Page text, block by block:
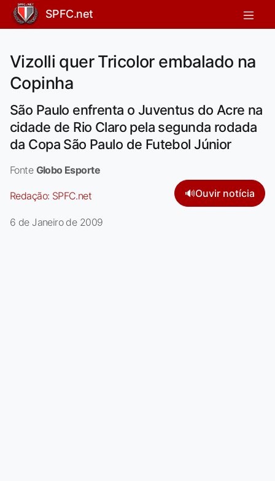
SPFC.net
Vizolli quer Tricolor embalado na
Copinha
São Paulo enfrenta o Juventus do Acre na
cidade de Rio Claro pela segunda rodada
da Copa São Paulo de Futebol Júnior
Fonte Globo Esporte
Redação: SPFC.net 🔊Ouvir notícia
6 de Janeiro de 2009